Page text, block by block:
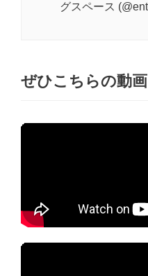
グスペース
ぜひこちらの動